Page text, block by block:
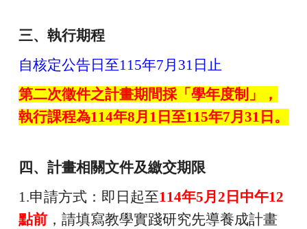
三、執行期程
自核定公告日至115年7月31日止
第二次徵件之計畫期間採「學年度制」，
執行課程為114年8月1日至115年7月31日。
四、計畫相關文件及繳交期限
1.申請方式：即日起至114年5月2日中午12
點前 ，請填寫教學實踐研究先導養成計畫